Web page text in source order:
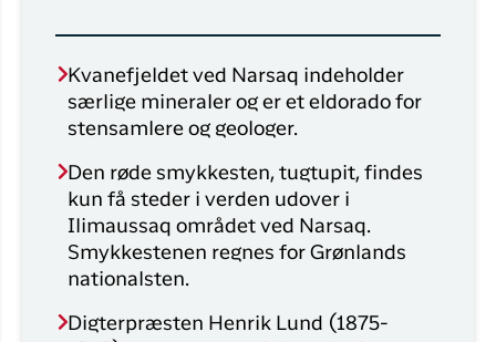
Kvanefjeldet ved Narsaq indeholder
særlige mineraler og er et eldorado for
stensamlere og geologer.
Den røde smykkesten, tugtupit, findes
kun få steder i verden udover i
Ilimaussaq området ved Narsaq.
Smykkestenen regnes for Grønlands
nationalsten.
Digterpræsten Henrik Lund (1875-